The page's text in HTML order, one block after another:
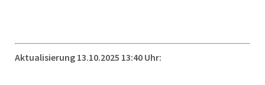
Aktualisierung 13.10.2025 13:40 Uhr: